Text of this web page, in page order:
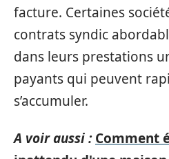
facture. Certaines
contrats syndic
dans leurs prestations
payants qui peuvent
s’accumuler.
A voir aussi : Comment